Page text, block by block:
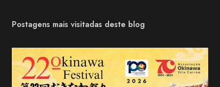
Postagens mais visitadas deste blog